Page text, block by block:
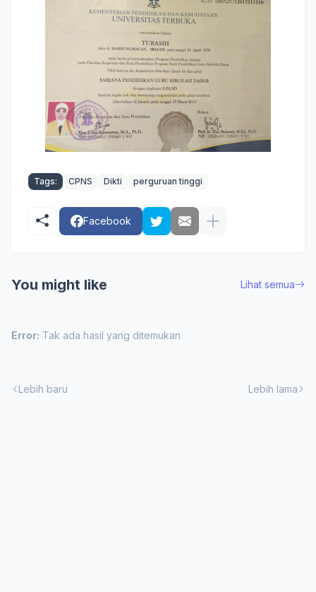
Tags: CPNS Dikti perguruan tinggi
Facebook
You might like Lihat semua
Error: Tak ada hasil yang ditemukan
Lebih baru Lebih lama